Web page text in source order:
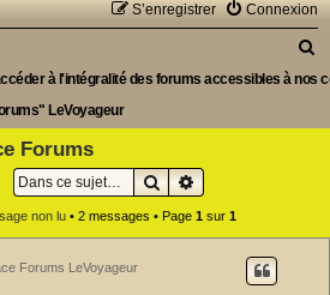
Connexion
S’enregistrer
à l'intégralité des forums accessibles à
LeVoyageur
e
c
Forums
RechercherRecherche
non lu• 2 messages • Page 1sur 1
Forums LeVoyageur